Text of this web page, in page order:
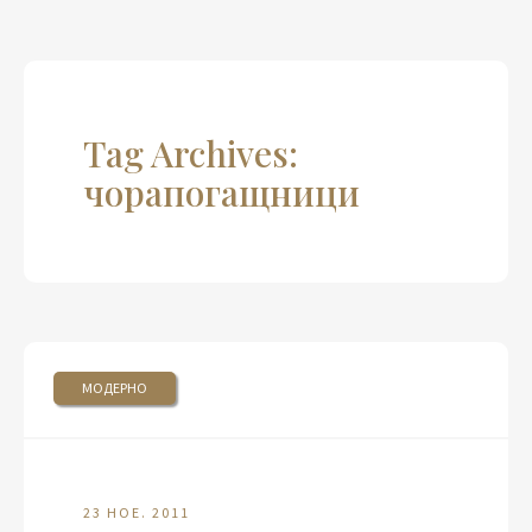
Tag Archives:
чорапогащници
МОДЕРНО
23 НОЕ. 2011